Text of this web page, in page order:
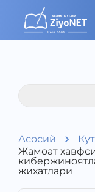
Асосий
Жамоат
жиҳатлари